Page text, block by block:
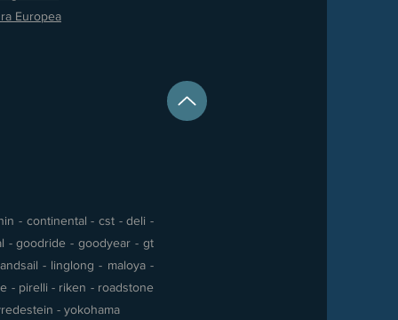
Europea
- continental - cst - deli -
- goodride - goodyear - gt
- linglong - maloya -
- pirelli - riken - roadstone
- yokohama